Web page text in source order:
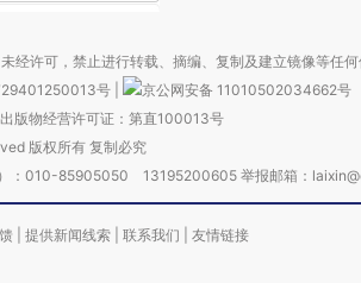
许可，禁止进行转载、摘编、复制及建立镜像等任何
号
京公网安备 11010502034662号
出版物经营许可证：第直100013号
版权所有 复制必究
）：010-85905050 13195200605 举报邮箱：
提供新闻线索 联系我们 友情链接